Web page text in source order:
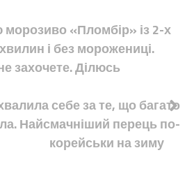
морозиво «Пломбір» із 2-х
хвилин і без морожениці.
захочете. Ділюсь
себе за те, що багато
Найсмачніший перець по-
корейськи на зиму